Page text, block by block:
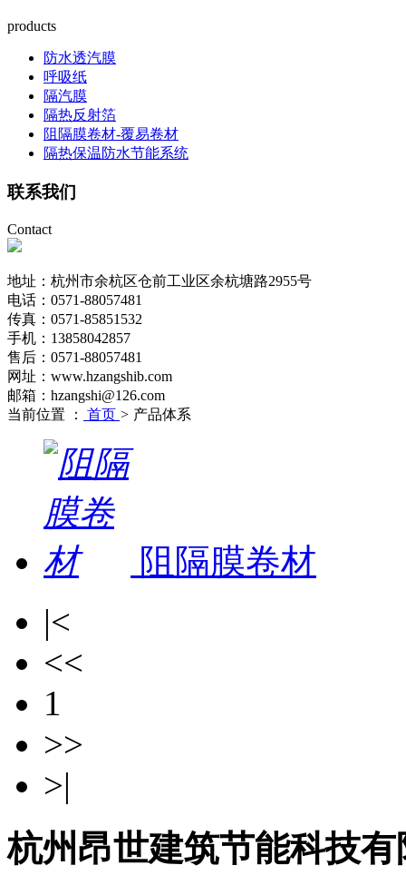
products
防水透汽膜
呼吸纸
隔汽膜
隔热反射箔
阻隔膜卷材-覆易卷材
隔热保温防水节能系统
联系我们
Contact
地址：杭州市余杭区仓前工业区余杭塘路2955号
电话：0571-88057481
传真：0571-85851532
手机：13858042857
售后：0571-88057481
网址：www.hzangshib.com
邮箱：hzangshi@126.com
当前位置 ：
首页 > 产品体系
阻隔膜卷材
|<
<<
1
>>
>|
杭州昂世建筑节能科技有